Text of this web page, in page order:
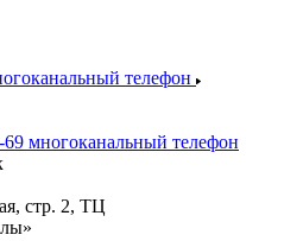
телефон
69 многоканальный телефон
стр. 2, ТЦ